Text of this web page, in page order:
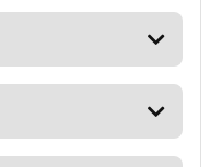
sorulmamış.